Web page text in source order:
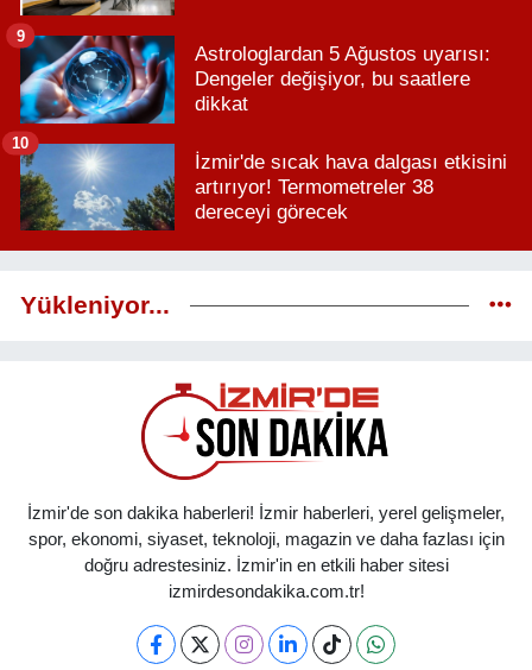
Astrologlardan 5 Ağustos uyarısı:
Dengeler değişiyor, bu saatlere
dikkat
9
İzmir'de sıcak hava dalgası etkisini
artırıyor! Termometreler 38
dereceyi görecek
10
Yükleniyor...
İzmir'de son dakika haberleri! İzmir haberleri, yerel gelişmeler,
spor, ekonomi, siyaset, teknoloji, magazin ve daha fazlası için
doğru adrestesiniz. İzmir'in en etkili haber sitesi
izmirdesondakika.com.tr!